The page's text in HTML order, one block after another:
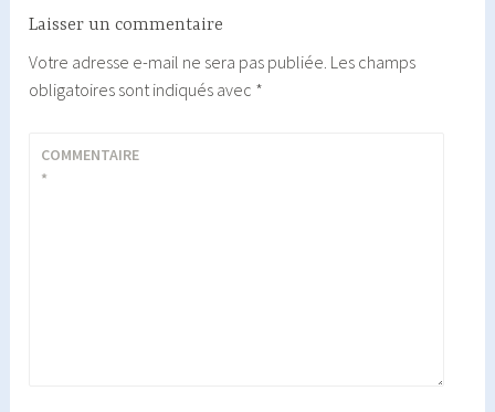
Laisser un commentaire
Votre adresse e-mail ne sera pas publiée. Les champs
obligatoires sont indiqués avec *
COMMENTAIRE
*